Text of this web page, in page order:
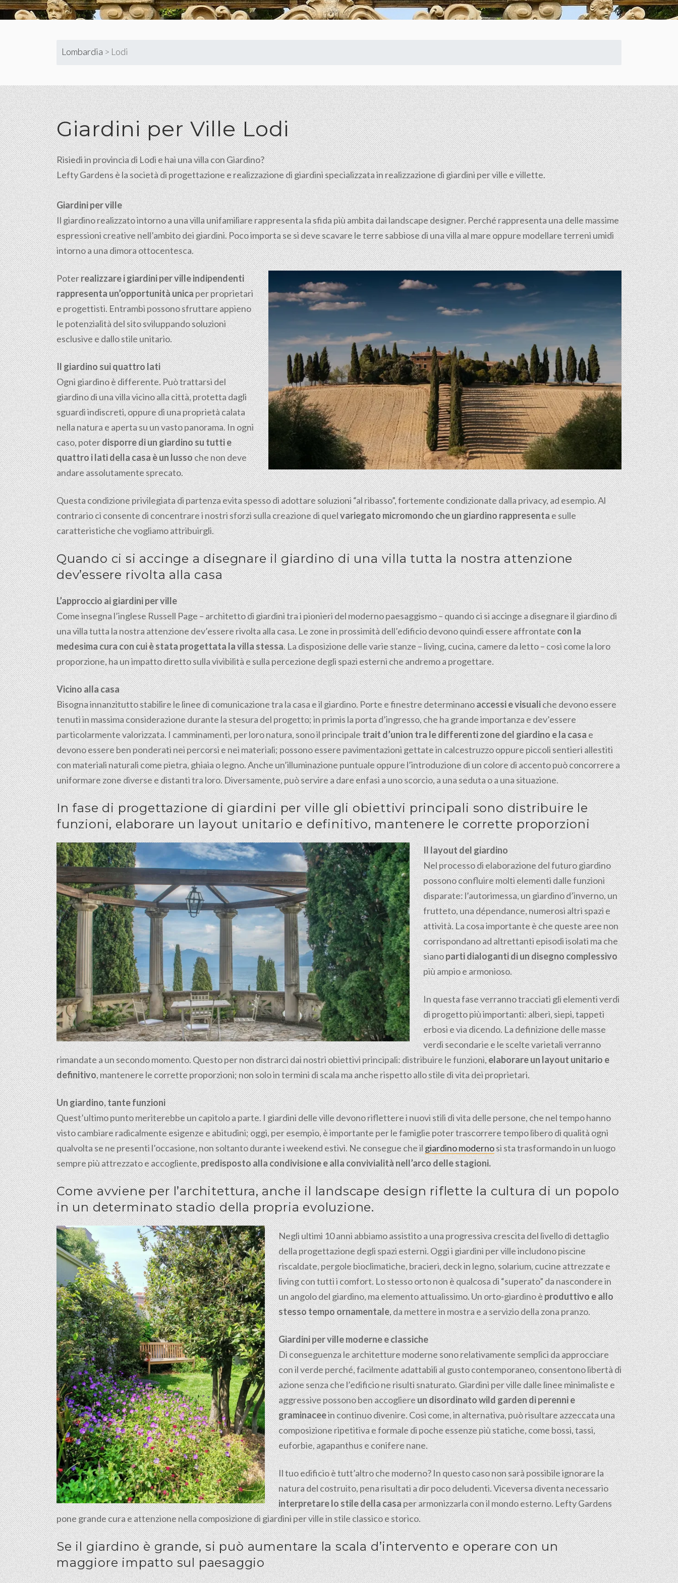
Lombardia > Lodi
Giardiniper VilleLodi
Risiedi in provincia di Lodi e hai una villa con Giardino?
Lefty Gardens è la società di progettazione e realizzazione di giardini specializzata in realizzazione di giardini per ville e villette.
Giardini per ville
Il giardino realizzato intorno a una villa unifamiliare rappresenta la sfida più ambita dai landscape designer. Perché rappresenta una delle massime
espressioni creative nell’ambito dei giardini. Poco importa se si deve scavare le terre sabbiose di una villa al mare oppure modellare terreni umidi
intorno a una dimora ottocentesca.
Poterrealizzare i giardini per ville indipendenti
rappresenta un’opportunità unicaper proprietari
e progettisti. Entrambi possono sfruttare appieno
le potenzialità del sito sviluppando soluzioni
esclusive e dallo stile unitario.
Il giardino sui quattro lati
Ogni giardino è differente. Può trattarsi del
giardino di una villa vicino alla città, protetta dagli
sguardi indiscreti, oppure di una proprietà calata
nella natura e aperta su un vasto panorama. In ogni
caso, poterdisporre di un giardino su tutti e
quattro i lati della casa è un lussoche non deve
andare assolutamente sprecato.
Questa condizione privilegiata di partenza evita spesso di adottare soluzioni “al ribasso”, fortemente condizionate dalla privacy, ad esempio. Al
contrario ci consente di concentrare i nostri sforzi sulla creazione di quelvariegato micromondo che un giardino rappresentae sulle
caratteristiche che vogliamo attribuirgli.
Quando ci si accinge a disegnare il giardino di una villa tutta la nostra attenzione
dev’essere rivolta alla casa
L’approccio ai giardini per ville
Come insegna l’inglese Russell Page – architetto di giardini tra i pionieri del moderno paesaggismo – quando ci si accinge a disegnare il giardino di
una villa tutta la nostra attenzione dev’essere rivolta alla casa. Le zone in prossimità dell’edificio devono quindi essere affrontatecon la
medesima cura con cui è stata progettata la villa stessa. La disposizione delle varie stanze – living, cucina, camere da letto – così come la loro
proporzione, ha un impatto diretto sulla vivibilità e sulla percezione degli spazi esterni che andremo a progettare.
Vicino alla casa
Bisogna innanzitutto stabilire le linee di comunicazione tra la casa e il giardino. Porte e finestre determinanoaccessi e visualiche devono essere
tenuti in massima considerazione durante la stesura del progetto; in primis la porta d’ingresso, che ha grande importanza e dev’essere
particolarmente valorizzata. I camminamenti, per loro natura, sono il principaletrait d’union tra le differenti zone del giardino e la casae
devono essere ben ponderati nei percorsi e nei materiali; possono essere pavimentazioni gettate in calcestruzzo oppure piccoli sentieri allestiti
con materiali naturali come pietra, ghiaia o legno. Anche un’illuminazione puntuale oppure l’introduzione di un colore di accento può concorrere a
uniformare zone diverse e distanti tra loro. Diversamente, può servire a dare enfasi a uno scorcio, a una seduta o a una situazione.
In fase di progettazione di giardini per ville gli obiettivi principali sono distribuire le
funzioni, elaborare un layout unitario e definitivo, mantenere le corrette proporzioni
Il layout del giardino
Nel processo di elaborazione del futuro giardino
possono confluire molti elementi dalle funzioni
disparate: l’autorimessa, un giardino d’inverno, un
frutteto, una dépendance, numerosi altri spazi e
attività. La cosa importante è che queste aree non
corrispondano ad altrettanti episodi isolati ma che
sianoparti dialoganti di un disegno complessivo
più ampio e armonioso.
In questa fase verranno tracciati gli elementi verdi
di progetto più importanti: alberi, siepi, tappeti
erbosi e via dicendo. La definizione delle masse
verdi secondarie e le scelte varietali verranno
rimandate a un secondo momento. Questo per non distrarci dai nostri obiettivi principali: distribuire le funzioni,elaborare un layout unitario e
definitivo, mantenere le corrette proporzioni; non solo in termini di scala ma anche rispetto allo stile di vita dei proprietari.
Un giardino, tante funzioni
Quest’ultimo punto meriterebbe un capitolo a parte. I giardini delle ville devono riflettere i nuovi stili di vita delle persone, che nel tempo hanno
visto cambiare radicalmente esigenze e abitudini; oggi, per esempio, è importante per le famiglie poter trascorrere tempo libero di qualità ogni
qualvolta se ne presenti l’occasione, non soltanto durante i weekend estivi. Ne consegue che ilgiardino modernosi sta trasformando in un luogo
sempre più attrezzato e accogliente,predisposto alla condivisione e alla convivialità nell’arco delle stagioni.
Come avviene per l’architettura, anche il landscape design riflette la cultura di un popolo
in un determinato stadio della propria evoluzione.
Negli ultimi 10 anni abbiamo assistito a una progressiva crescita del livello di dettaglio
della progettazione degli spazi esterni. Oggi i giardini per ville includono piscine
riscaldate, pergole bioclimatiche, bracieri, deck in legno, solarium, cucine attrezzate e
living con tutti i comfort. Lo stesso orto non è qualcosa di “superato” da nascondere in
un angolo del giardino, ma elemento attualissimo. Un orto-giardino èproduttivo e allo
stesso tempo ornamentale, da mettere in mostra e a servizio della zona pranzo.
Giardini per ville moderne e classiche
Di conseguenza le architetture moderne sono relativamente semplici da approcciare
con il verde perché, facilmente adattabili al gusto contemporaneo, consentono libertà di
azione senza che l’edificio ne risulti snaturato. Giardini per ville dalle linee minimaliste e
aggressive possono ben accogliereun disordinato wild garden di perenni e
graminaceein continuo divenire. Così come, in alternativa, può risultare azzeccata una
composizione ripetitiva e formale di poche essenze più statiche, come bossi, tassi,
euforbie, agapanthus e conifere nane.
Il tuo edificio è tutt’altro che moderno? In questo caso non sarà possibile ignorare la
natura del costruito, pena risultati a dir poco deludenti. Viceversa diventa necessario
interpretare lo stile della casaper armonizzarla con il mondo esterno. Lefty Gardens
pone grande cura e attenzione nella composizione di giardini per ville in stile classico e storico.
Se il giardino è grande, si può aumentare la scala d’intervento e operare con un
maggiore impatto sul paesaggio